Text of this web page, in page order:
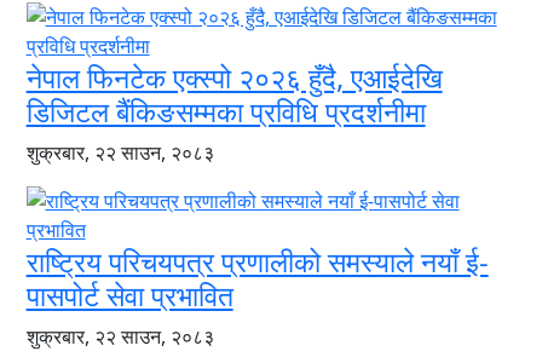
नेपाल फिनटेक एक्स्पो २०२६ हुँदै, एआईदेखि
डिजिटल बैंकिङसम्मका प्रविधि प्रदर्शनीमा
शुक्रबार, २२ साउन, २०८३
राष्ट्रिय परिचयपत्र प्रणालीको समस्याले नयाँ ई-
पासपोर्ट सेवा प्रभावित
शुक्रबार, २२ साउन, २०८३